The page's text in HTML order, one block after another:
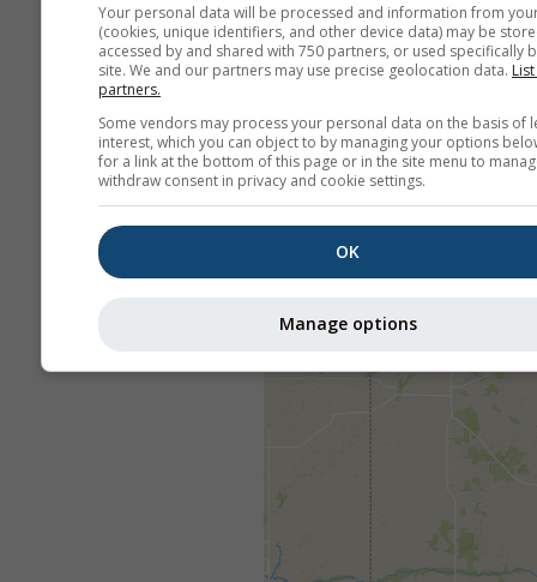
Your personal data will be processed and information from
(cookies, unique identifiers, and other device data) may be
accessed by and shared with 750 partners, or used specifically
site. We and our partners may use precise geolocation data.
partners.
Some vendors may process your personal data on the basis of
interest, which you can object to by managing your options
for a link at the bottom of this page or in the site menu to
withdraw consent in privacy and cookie settings.
OK
Manage options